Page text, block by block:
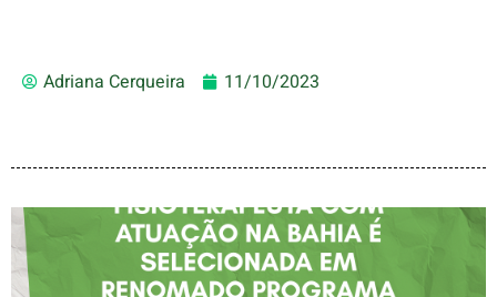
Adriana Cerqueira 11/10/2023